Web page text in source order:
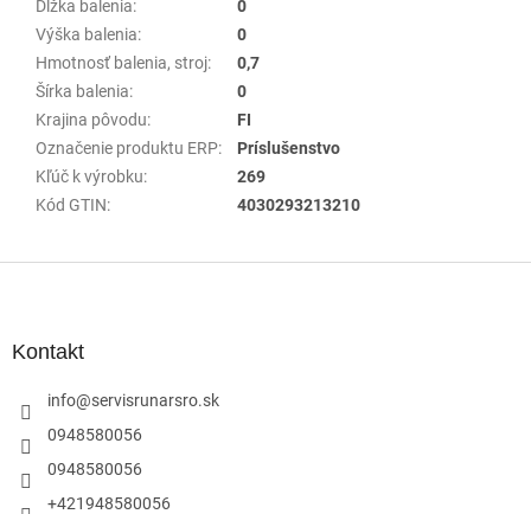
Dĺžka balenia:
0
Výška balenia:
0
Hmotnosť balenia, stroj:
0,7
Šírka balenia:
0
Krajina pôvodu:
FI
Označenie produktu ERP:
Príslušenstvo
Kľúč k výrobku:
269
Kód GTIN: 4030293213210
Kontakt
info@servisrunarsro.sk
0948580056
0948580056
+421948580056